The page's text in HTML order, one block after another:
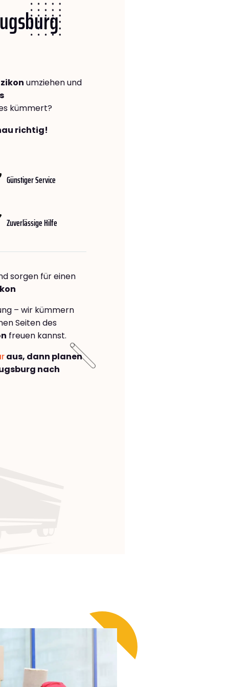
umziehen und
kümmert?
richtig!
Günstiger Service
Zuverlässige Hilfe
sorgen für einen
– wir kümmern
Seiten des
freuen kannst.
aus, dann planen
nach